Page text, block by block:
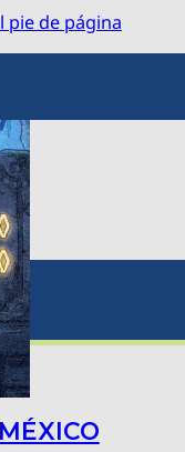
pie de página